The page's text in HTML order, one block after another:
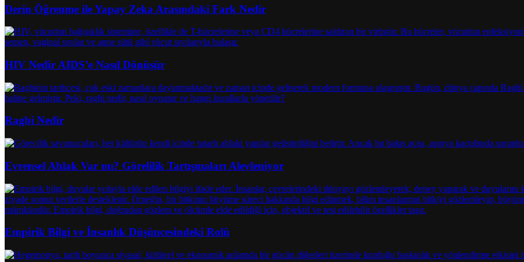
Derin Öğrenme ile Yapay Zeka Arasındaki Fark Nedir
HIV Nedir AIDS’e Nasıl Dönüşür
Ragbi Nedir
Evrensel Ahlak Var mı? Görelilik Tartışmaları Alevleniyor
Empirik Bilgi ve İnsanlık Düşüncesindeki Rolü